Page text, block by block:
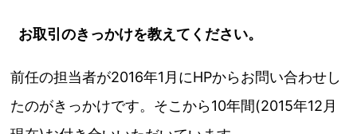
お取引のきっかけを教えてください。
前任の担当者が2016年1月にHPからお問い合わせし
たのがきっかけです。そこから10年間(2015年12月